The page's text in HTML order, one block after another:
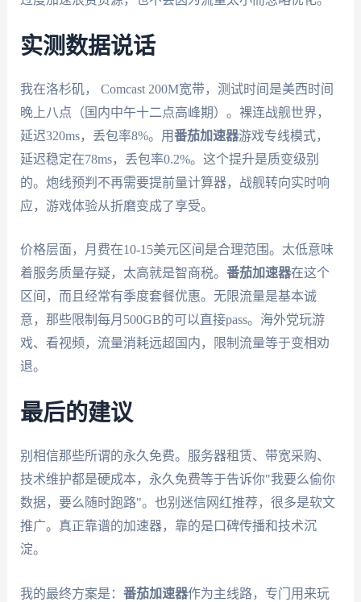
实测数据说话
我在洛杉矶， Comcast 200M宽带，测试时间是美西时间
晚上八点（国内中午十二点高峰期）。裸连战舰世界，
延迟320ms，丢包率8%。用番茄加速器游戏专线模式，
延迟稳定在78ms，丢包率0.2%。这个提升是质变级别
的。炮线预判不再需要提前量计算器，战舰转向实时响
应，游戏体验从折磨变成了享受。
价格层面，月费在10-15美元区间是合理范围。太低意味
着服务质量存疑，太高就是智商税。 番茄加速器在这个
区间，而且经常有季度套餐优惠。无限流量是基本诚
意，那些限制每月500GB的可以直接pass。海外党玩游
戏、看视频，流量消耗远超国内，限制流量等于变相劝
退。
最后的建议
别相信那些所谓的永久免费。服务器租赁、带宽采购、
技术维护都是硬成本，永久免费等于告诉你"我要么偷你
数据，要么随时跑路"。也别迷信网红推荐，很多是软文
推广。真正靠谱的加速器，靠的是口碑传播和技术沉
淀。
我的最终方案是： 番茄加速器作为主线路，专门用来玩